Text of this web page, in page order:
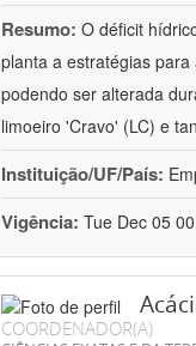
Resumo: O déficit
planta a estratégias
podendo ser alterada
limoeiro 'Cravo' (LC) e
Instituição/UF/País:
Vigência: Tue Dec 05
COORDENADOR(A)